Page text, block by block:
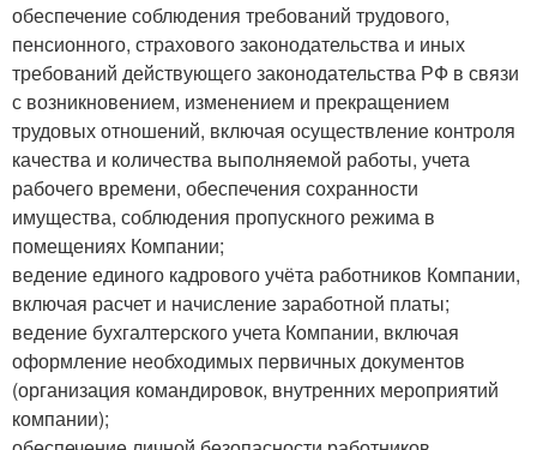
обеспечение соблюдения требований трудового,
пенсионного, страхового законодательства и иных
требований действующего законодательства РФ в связи
с возникновением, изменением и прекращением
трудовых отношений, включая осуществление контроля
качества и количества выполняемой работы, учета
рабочего времени, обеспечения сохранности
имущества, соблюдения пропускного режима в
помещениях Компании;
ведение единого кадрового учёта работников Компании,
включая расчет и начисление заработной платы;
ведение бухгалтерского учета Компании, включая
оформление необходимых первичных документов
(организация командировок, внутренних мероприятий
компании);